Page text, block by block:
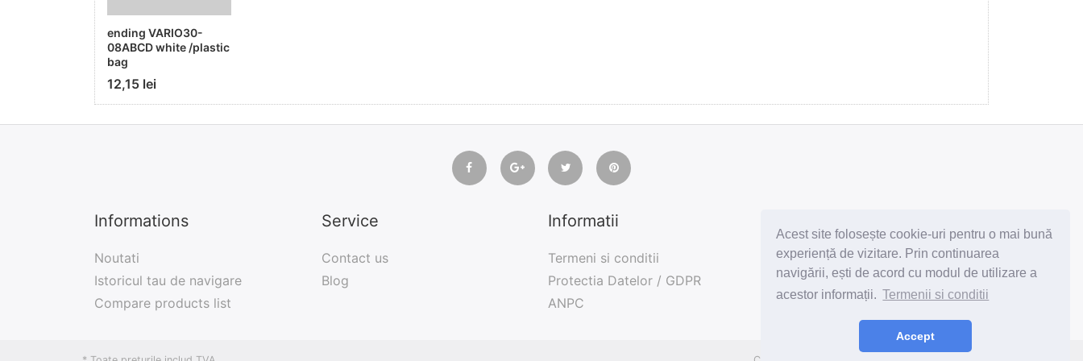
Acest site folosește cookie-uri pentru o mai bună
experiență de vizitare. Prin continuarea
navigării, ești de acord cu modul de utilizare a
acestor informații. Termenii si conditii
Accept
ending VARIO30-
08ABCD white /plastic
bag
12,15 lei
Informations
Noutati
Istoricul tau de navigare
Compare products list
Service
Contact us
Blog
Informatii
Termeni si conditii
Protectia Datelor / GDPR
ANPC
Subscribe Unsubscribe